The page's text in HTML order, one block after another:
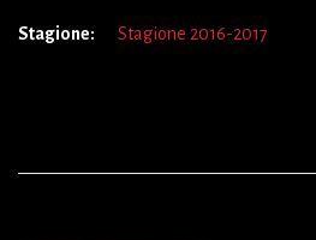
Stagione: Stagione 2016-2017